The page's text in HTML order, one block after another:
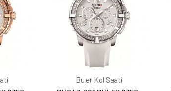
Buler Kol Saati